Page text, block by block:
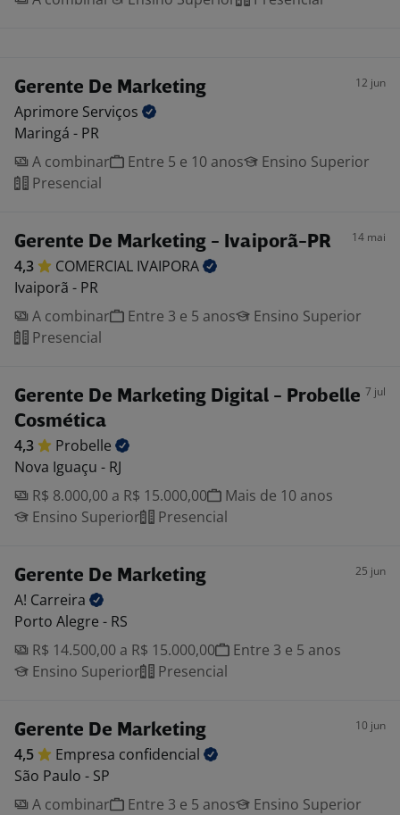
Gerente De Marketing 12 jun
Aprimore Serviços
Maringá - PR
A combinar
Entre 5 e 10 anos
Ensino Superior
Presencial
Gerente De Marketing - Ivaiporã-PR 14 mai
4,3 COMERCIAL IVAIPORA
Ivaiporã - PR
A combinar
Entre 3 e 5 anos
Ensino Superior
Presencial
Gerente De Marketing Digital - Probelle
Cosmética
7 jul
4,3
Probelle
Nova Iguaçu - RJ
R$ 8.000,00 a R$ 15.000,00
Mais de 10 anos
Ensino Superior
Presencial
Gerente De Marketing 25 jun
A! Carreira
Porto Alegre - RS
R$ 14.500,00 a R$ 15.000,00
Entre 3 e 5 anos
Ensino Superior
Presencial
Gerente De Marketing 10 jun
4,5 Empresa confidencial
São Paulo - SP
A combinar
Entre 3 e 5 anos Ensino Superior